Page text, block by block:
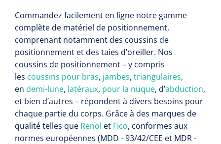
Commandez facilement en ligne notre gamme
complète de matériel de positionnement,
comprenant notamment des coussins de
positionnement et des taies d’oreiller. Nos
coussins de positionnement – y compris
les coussins pour bras, jambes, triangulaires,
en demi-lune, latéraux, pour la nuque, d’abduction,
et bien d’autres – répondent à divers besoins pour
chaque partie du corps. Grâce à des marques de
qualité telles que Renol et Fico, conformes aux
normes européennes (MDD - 93/42/CEE et MDR -